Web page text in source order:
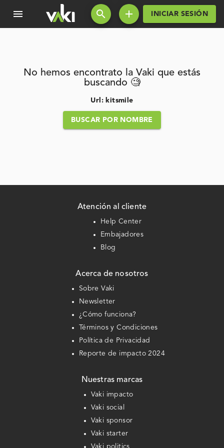
menu search add INICIAR SESIÓN
No hemos encontrato la Vaki que estás
buscando 🧐
Url: kitsmile
BUSCAR POR NOMBRE
Atención al cliente
Help Center
Embajadores
Blog
Acerca de nosotros
Sobre Vaki
Newsletter
¿Cómo funciona?
Términos y Condiciones
Política de Privacidad
Reporte de impacto 2024
Nuestras marcas
Vaki impacto
Vaki social
Vaki sponsor
Vaki starter
Vaki politics